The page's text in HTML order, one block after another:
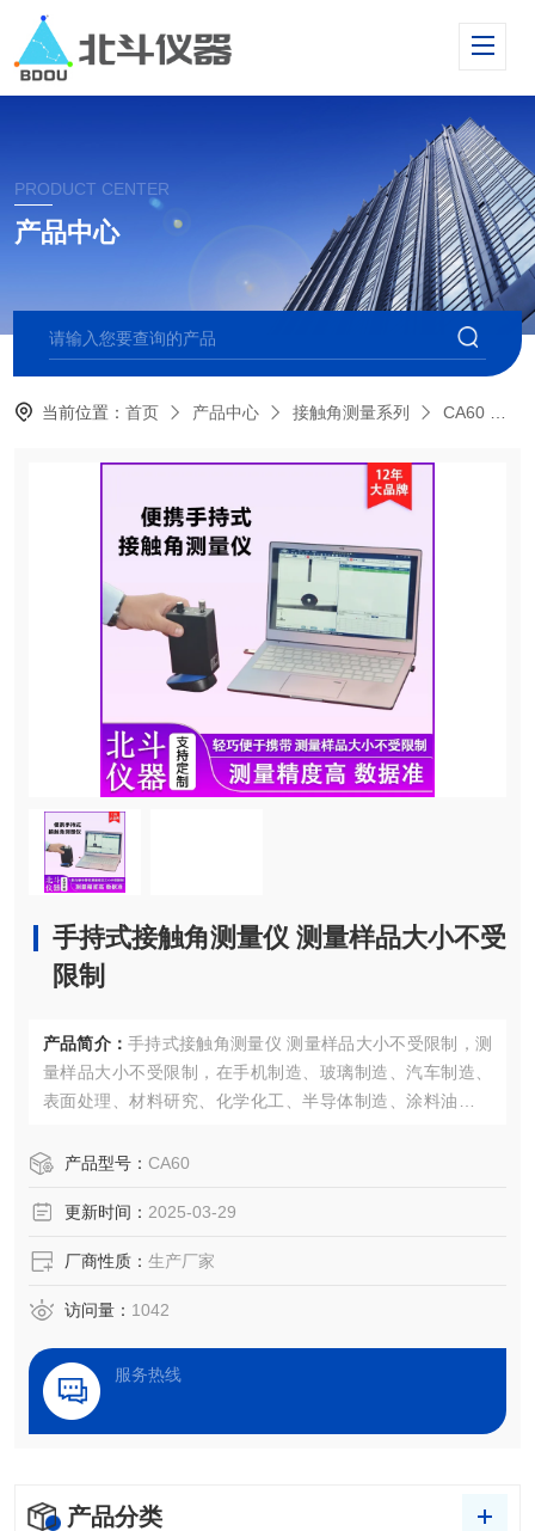
PRODUCT CENTER
产品中心
当前位置：首页 产品中心 接触角测量系列 CA60 便携式接触角测量仪
手持式接触角测量仪 测量样品大小不受
限制
产品简介： 手持式接触角测量仪 测量样品大小不受限制，测
量样品大小不受限制，在手机制造、玻璃制造、汽车制造、
表面处理、材料研究、化学化工、半导体制造、涂料油墨、
估表面性能的重要仪器。
产品型号： CA60
更新时间： 2025-03-29
厂商性质： 生产厂家
访问量： 1042
服务热线
产品分类